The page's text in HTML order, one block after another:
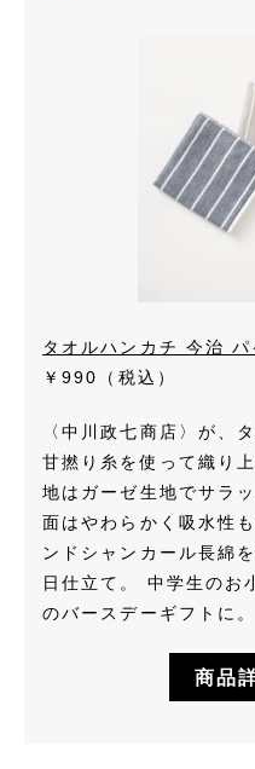
タオルハンカチ 今治 パ
￥990（税込）
〈中川政七商店〉が、
甘撚り糸を使って織り
地はガーゼ生地でサラ
面はやわらかく吸水性
ンドシャンカール長綿
日仕立て。 中学生のお
のバースデーギフトに。
商品